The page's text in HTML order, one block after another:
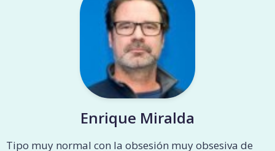
Enrique Miralda
Tipo muy normal con la obsesión muy obsesiva de